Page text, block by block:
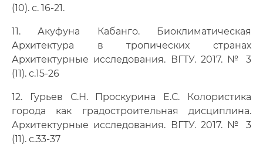
(10). с. 16-21.
11. Акуфуна Кабанго. Биоклиматическая
Архитектура в тропических странах
Архитектурные исследования. ВГТУ. 2017. № 3
(11). с.15-26
12. Гурьев С.Н. Проскурина Е.С. Колористика
города как градостроительная дисциплина.
Архитектурные исследования. ВГТУ. 2017. № 3
(11). с.33-37